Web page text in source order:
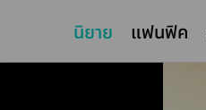
นิยาย แฟนฟิค